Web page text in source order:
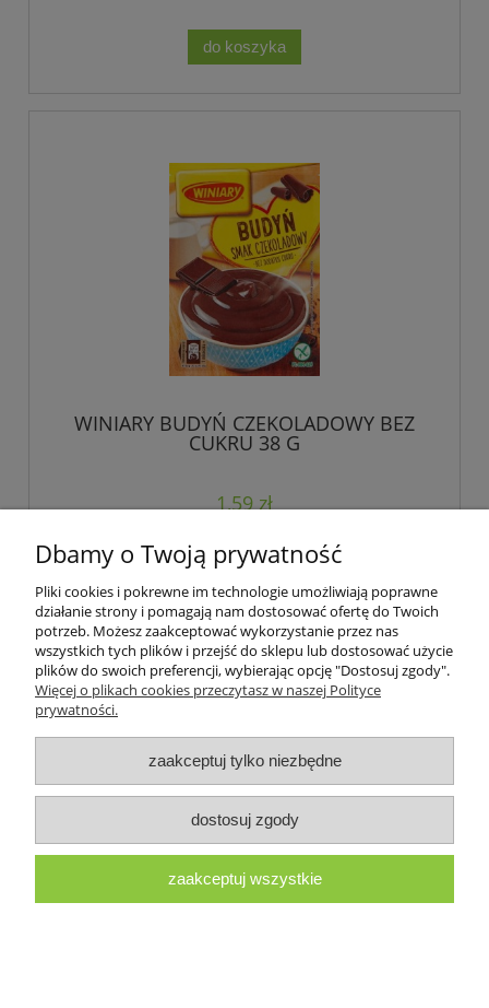
do koszyka
WINIARY BUDYŃ CZEKOLADOWY BEZ
CUKRU 38 G
1,59 zł
do koszyka
Dbamy o Twoją prywatność
Pliki cookies i pokrewne im technologie umożliwiają poprawne
działanie strony i pomagają nam dostosować ofertę do Twoich
potrzeb. Możesz zaakceptować wykorzystanie przez nas
wszystkich tych plików i przejść do sklepu lub dostosować użycie
plików do swoich preferencji, wybierając opcję "Dostosuj zgody".
Więcej o plikach cookies przeczytasz w naszej Polityce
prywatności.
zaakceptuj tylko niezbędne
dostosuj zgody
zaakceptuj wszystkie